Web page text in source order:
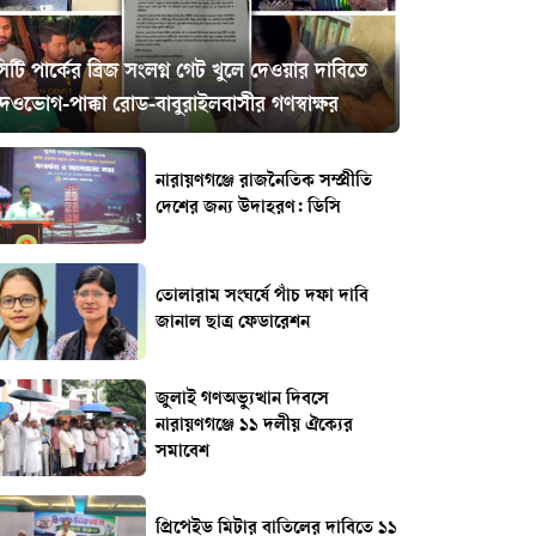
পার্কের ব্রিজ সংলগ্ন গেট খুলে দেওয়ার দাবিতে
পাক্কা রোড-বাবুরাইলবাসীর গণস্বাক্ষর
নারায়ণগঞ্জে রাজনৈতিক সম্প্রীতি
দেশের জন্য উদাহরণ: ডিসি
তোলারাম সংঘর্ষে পাঁচ দফা দাবি
জানাল ছাত্র ফেডারেশন
জুলাই গণঅভ্যুত্থান দিবসে
নারায়ণগঞ্জে ১১ দলীয় ঐক্যের
সমাবেশ
প্রিপেইড মিটার বাতিলের দাবিতে ১১